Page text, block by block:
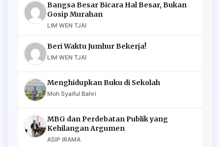
Bangsa Besar Bicara Hal Besar, Bukan
Gosip Murahan
LIM WEN TJAI
Beri Waktu Jumhur Bekerja!
LIM WEN TJAI
Menghidupkan Buku di Sekolah
Moh Syaiful Bahri
MBG dan Perdebatan Publik yang
Kehilangan Argumen
ASIP IRAMA